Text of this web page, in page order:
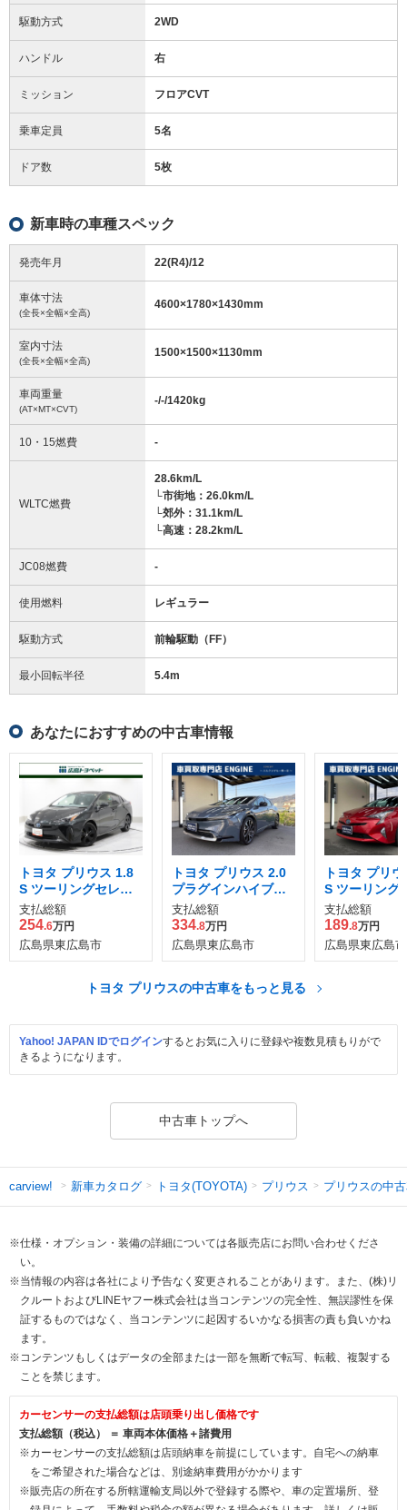
駆動方式 2WD
ハンドル 右
ミッション フロアCVT
乗車定員 5名
ドア数 5枚
新車時の車種スペック
発売年月 22(R4)/12
車体寸法
(全長×全幅×全高)
4600×1780×1430mm
室内寸法
(全長×全幅×全高)
1500×1500×1130mm
車両重量
(AT×MT×CVT)
-/-/1420kg
10・15燃費 -
WLTC燃費
28.6km/L
└市街地：26.0km/L
└郊外：31.1km/L
└高速：28.2km/L
JC08燃費 -
使用燃料 レギュラー
駆動方式 前輪駆動（FF）
最小回転半径 5.4m
あなたにおすすめの中古車情報
トヨタ プリウス 1.8
S ツーリングセレク
ション ブラックエデ
ィション
支払総額
254.6万円
広島県東広島市
トヨタ プリウス 2.0
プラグインハイブリ
ッド Z
支払総額
334.8万円
広島県東広島市
トヨタ プリ
S ツーリング
ション
支払総額
189.8万円
広島県東広島市
トヨタ プリウスの中古車をもっと見る
Yahoo! JAPAN IDでログインするとお気に入りに登録や複数見積もりがで
きるようになります。
中古車トップへ
carview! 新車カタログ トヨタ(TOYOTA) プリウス プリウスの中
※仕様・オプション・装備の詳細については各販売店にお問い合わせくださ
い。
※当情報の内容は各社により予告なく変更されることがあります。また、(株)リ
クルートおよびLINEヤフー株式会社は当コンテンツの完全性、無誤謬性を保
証するものではなく、当コンテンツに起因するいかなる損害の責も負いかね
ます。
※コンテンツもしくはデータの全部または一部を無断で転写、転載、複製する
ことを禁じます。
カーセンサーの支払総額は店頭乗り出し価格です
支払総額（税込） ＝ 車両本体価格＋諸費用
※カーセンサーの支払総額は店頭納車を前提にしています。自宅への納車
をご希望された場合などは、別途納車費用がかかります
※販売店の所在する所轄運輸支局以外で登録する際や、車の定置場所、登